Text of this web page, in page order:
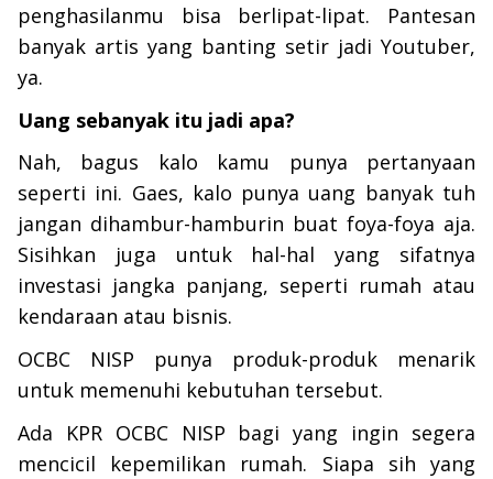
penghasilanmu bisa berlipat-lipat. Pantesan
banyak artis yang banting setir jadi Youtuber,
ya.
Uang sebanyak itu jadi apa?
Nah, bagus kalo kamu punya pertanyaan
seperti ini. Gaes, kalo punya uang banyak tuh
jangan dihambur-hamburin buat foya-foya aja.
Sisihkan juga untuk hal-hal yang sifatnya
investasi jangka panjang, seperti rumah atau
kendaraan atau bisnis.
OCBC NISP punya produk-produk menarik
untuk memenuhi kebutuhan tersebut.
Ada KPR OCBC NISP bagi yang ingin segera
mencicil kepemilikan rumah. Siapa sih yang